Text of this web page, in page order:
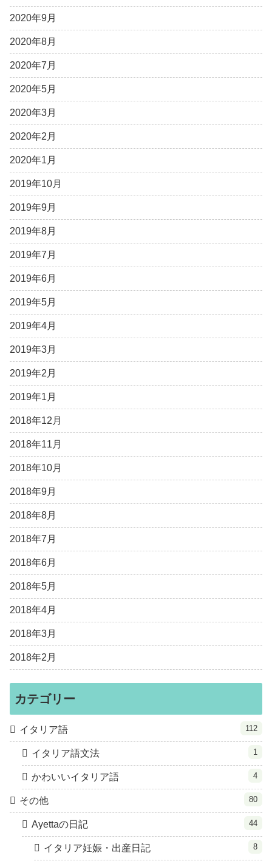
2020年9月
2020年8月
2020年7月
2020年5月
2020年3月
2020年2月
2020年1月
2019年10月
2019年9月
2019年8月
2019年7月
2019年6月
2019年5月
2019年4月
2019年3月
2019年2月
2019年1月
2018年12月
2018年11月
2018年10月
2018年9月
2018年8月
2018年7月
2018年6月
2018年5月
2018年4月
2018年3月
2018年2月
カテゴリー
イタリア語 112
イタリア語文法 1
かわいいイタリア語 4
その他 80
Ayettaの日記 44
イタリア妊娠・出産日記 8